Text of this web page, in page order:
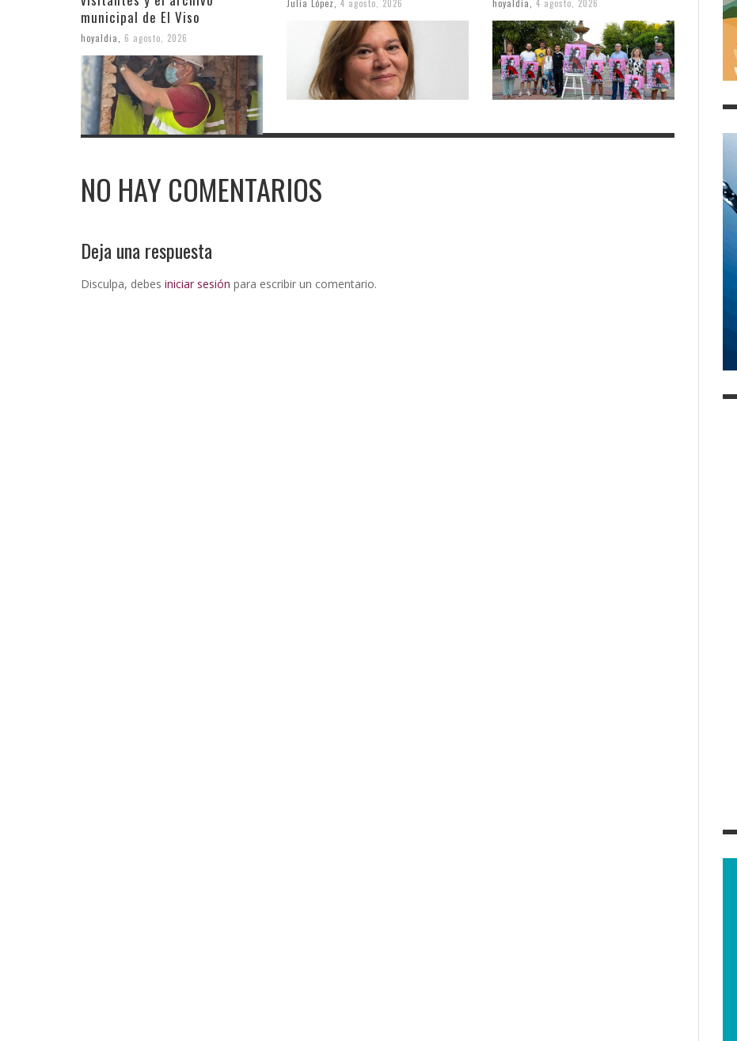
municipal de El Viso
hoyaldia 6 agosto, 2026
Julia López 4 agosto, 2026 hoyaldia 4 agosto, 2026
NO HAY COMENTARIOS
Deja una respuesta
Disculpa, debes iniciar sesión para escribir un comentario.